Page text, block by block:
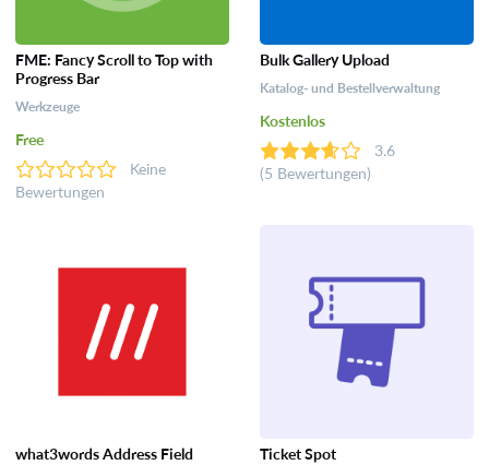
FME: Fancy Scroll to Top with
Progress Bar
Werkzeuge
Free
Keine
Bewertungen
Bulk Gallery Upload
Katalog- und Bestellverwaltung
Kostenlos
3.6
(5 Bewertungen)
what3words Address Field Ticket Spot